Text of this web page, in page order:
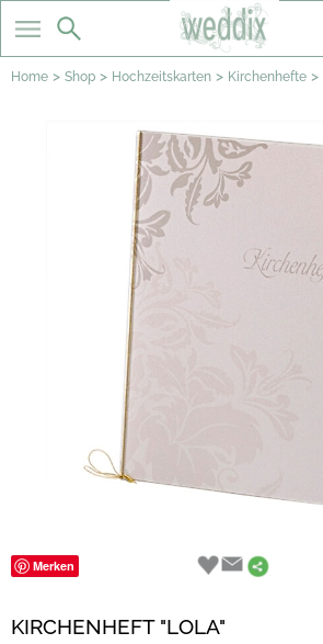
Home > Shop > Hochzeitskarten > Kirchenhefte >
Merken
KIRCHENHEFT "LOLA"